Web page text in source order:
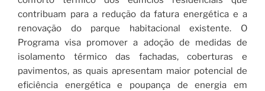
contribuam para a redução da fatura energética e a
renovação do parque habitacional existente. O
Programa visa promover a adoção de medidas de
isolamento térmico das fachadas, coberturas e
pavimentos, as quais apresentam maior potencial de
eficiência energética e poupança de energia em